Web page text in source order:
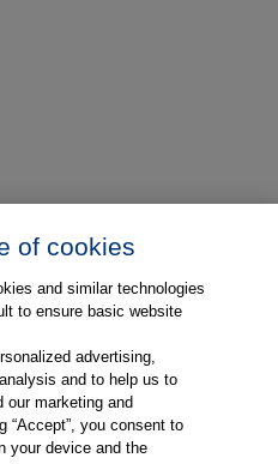
of cookies
and similar technologies
to ensure basic website
advertising,
and to help us to
our marketing and
“Accept”, you consent to
your device and the